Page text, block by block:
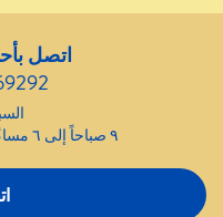
اتصل
٩ صباحاً إلى ٦ مساءً (ما عدا العطلات الرسمية)